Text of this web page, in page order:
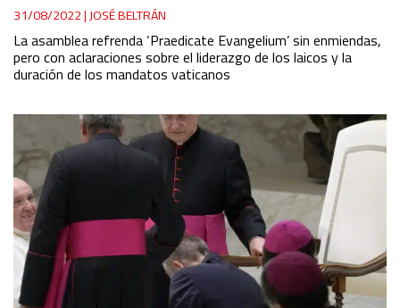
31/08/2022|JOSÉ BELTRÁN
La asamblea refrenda ‘Praedicate Evangelium’ sin enmiendas,
pero con aclaraciones sobre el liderazgo de los laicos y la
duración de los mandatos vaticanos